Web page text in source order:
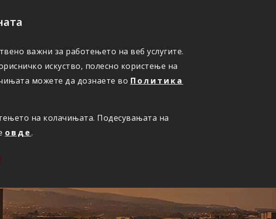
важни за работењето на веб услугите.
искуство, полесно користење на
можете да дознаете во Политика
на колачињата. Подесувањата на
овде.
ОНЛАЈН ПРИЈАВИ ШТЕТА